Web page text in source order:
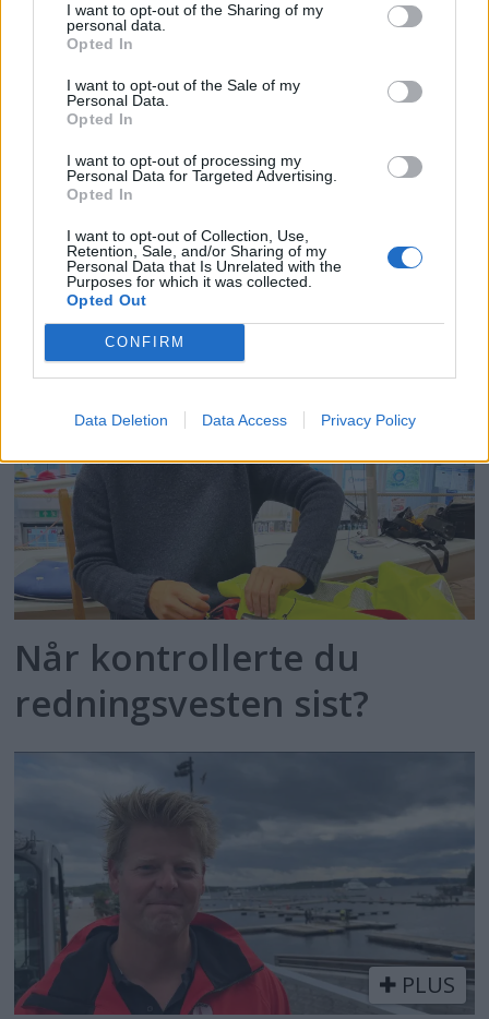
I want to opt-out of the Sharing of my
personal data.
Opted In
I want to opt-out of the Sale of my
Personal Data.
Opted In
I want to opt-out of processing my
Personal Data for Targeted Advertising.
Opted In
I want to opt-out of Collection, Use,
Retention, Sale, and/or Sharing of my
Personal Data that Is Unrelated with the
Purposes for which it was collected.
Opted Out
CONFIRM
Data Deletion Data Access Privacy Policy
PLUS
Spor lekkasjen med såpe,
kritt og papir
Når kontrollerte du
redningsvesten sist?
PLUS